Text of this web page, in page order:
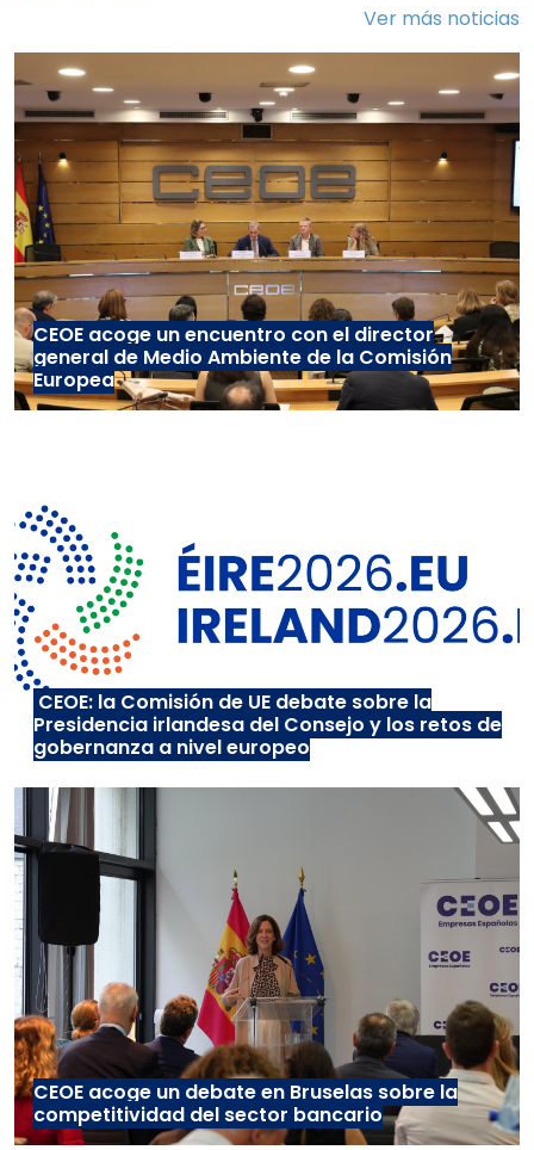
Ver más noticias
CEOE acoge un encuentro con el director
general de Medio Ambiente de la Comisión
Europea
CEOE: la Comisión de UE debate sobre la
Presidencia irlandesa del Consejo y los retos de
gobernanza a nivel europeo
CEOE acoge un debate en Bruselas sobre la
competitividad del sector bancario